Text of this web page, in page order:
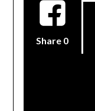
Share 0